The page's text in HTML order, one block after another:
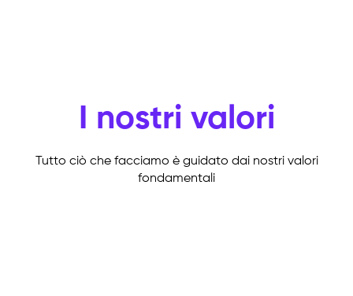
I nostri valori
Tutto ciò che facciamo è guidato dai nostri valori
fondamentali